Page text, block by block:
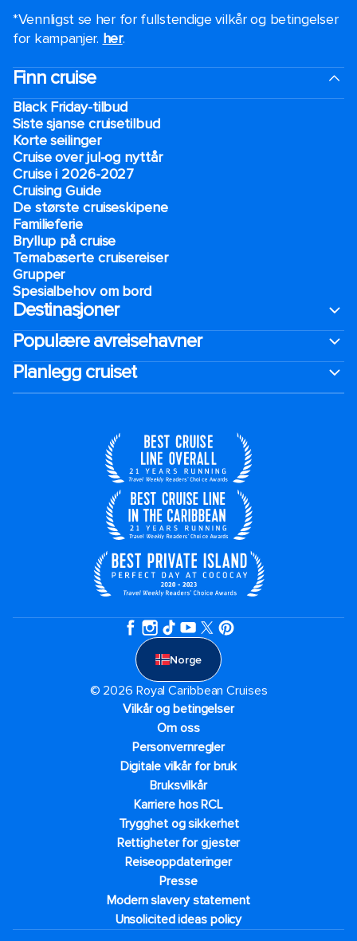
*Vennligst se her for fullstendige vilkår og betingelser
for kampanjer. her.
Finn cruise
Black Friday-tilbud
Siste sjanse cruisetilbud
Korte seilinger
Cruise over jul-og nyttår
Cruise i 2026-2027
Cruising Guide
De største cruiseskipene
Familieferie
Bryllup på cruise
Temabaserte cruisereiser
Grupper
Spesialbehov om bord
Destinasjoner
Populære avreisehavner
Planlegg cruiset
Norge
© 2026 Royal Caribbean Cruises
Vilkår og betingelser
Om oss
Personvernregler
Digitale vilkår for bruk
Bruksvilkår
Karriere hos RCL
Trygghet og sikkerhet​
Rettigheter for gjester
Reiseoppdateringer
Presse
Modern slavery statement
Unsolicited ideas policy